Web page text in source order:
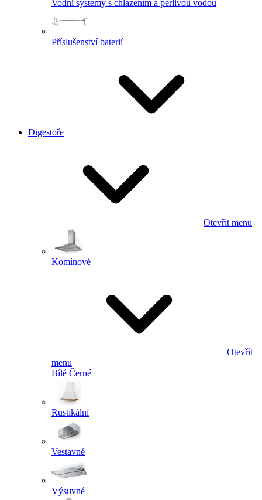
Vodní systémy s chlazením a perlivou vodou
Příslušenství baterií
Digestoře
Otevřít menu
Komínové
Otevřít
menu
Bílé Černé
Rustikální
Vestavné
Výsuvné